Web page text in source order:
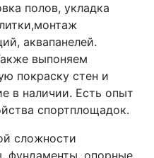
полов, укладка
аквапанелей.
выпоняем
покраску стен и
в наличии. Есть опыт
спортплощадок.
сложности